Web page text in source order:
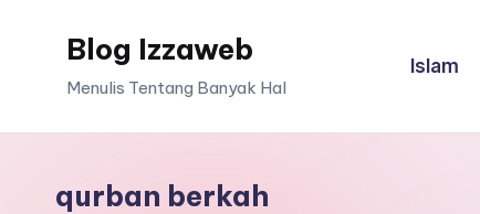
Blog Izzaweb
Menulis Tentang Banyak Hal
Islam
qurban berkah